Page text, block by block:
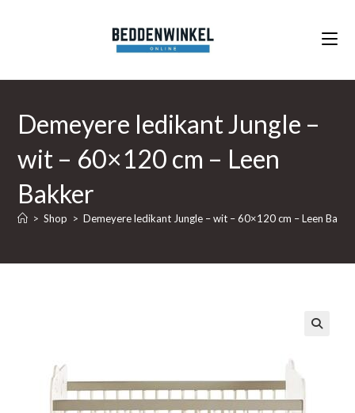
Demeyere ledikant Jungle –
wit – 60×120 cm – Leen
Bakker
> Shop > Demeyere ledikant Jungle – wit – 60×120 cm – Leen